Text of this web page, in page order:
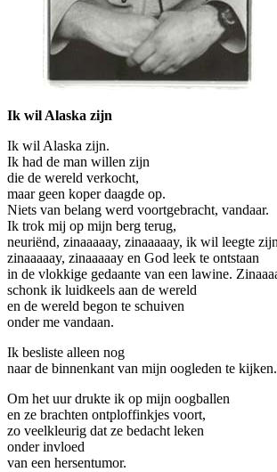
Ik wil Alaska zijn
Ik wil Alaska zijn.
Ik had de man willen zijn
die de wereld verkocht,
maar geen koper daagde op.
Niets van belang werd voortgebracht, vandaar.
Ik trok mij op mijn berg terug,
neuriënd, zinaaaaay, zinaaaaay, ik wil leegte
zinaaaaay, zinaaaaay en God leek te ontstaan
in de vlokkige gedaante van een lawine.
schonk ik luidkeels aan de wereld
en de wereld begon te schuiven
onder me vandaan.
Ik besliste alleen nog
naar de binnenkant van mijn oogleden te kijken.
Om het uur drukte ik op mijn oogballen
en ze brachten ontploffinkjes voort,
zo veelkleurig dat ze bedacht leken
onder invloed
van een hersentumor.